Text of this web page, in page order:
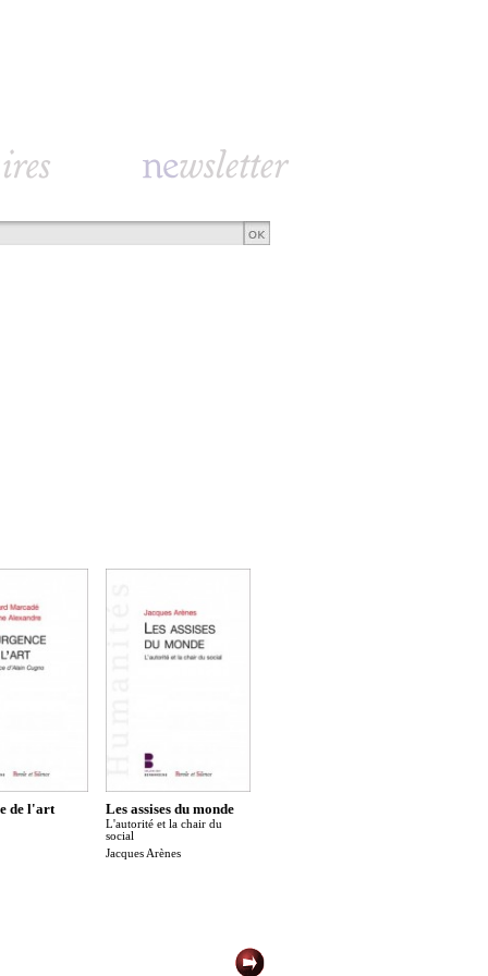
de l'art Les assises du monde
L'autorité et la chair du
social
Jacques Arènes